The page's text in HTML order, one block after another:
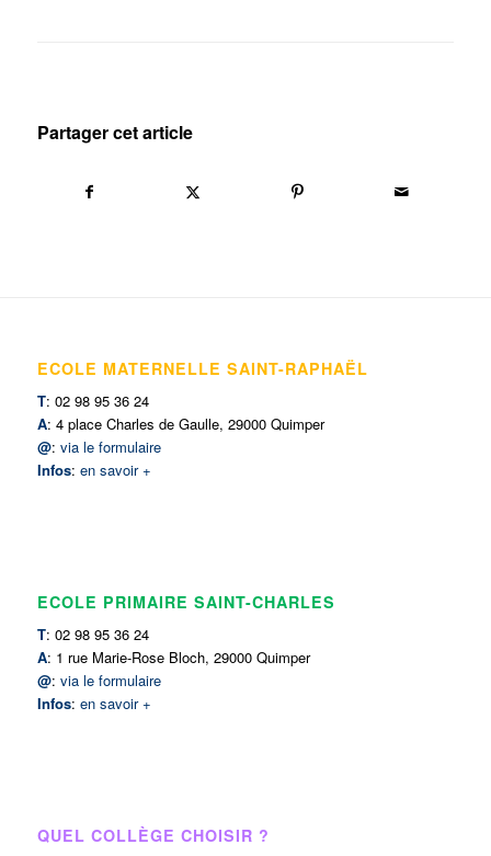
Partager cet article
ECOLE MATERNELLE SAINT-RAPHAËL
T: 02 98 95 36 24
A: 4 place Charles de Gaulle, 29000 Quimper
@: via le formulaire
Infos: en savoir +
ECOLE PRIMAIRE SAINT-CHARLES
T: 02 98 95 36 24
A: 1 rue Marie-Rose Bloch, 29000 Quimper
@: via le formulaire
Infos: en savoir +
QUEL COLLÈGE CHOISIR ?